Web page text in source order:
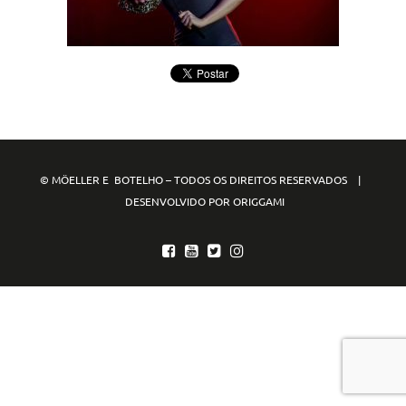
© MÖELLER E BOTELHO – TODOS OS DIREITOS RESERVADOS |
DESENVOLVIDO POR ORIGGAMI